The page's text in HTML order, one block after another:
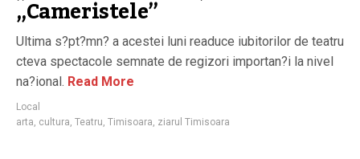
„Cameristele”
Ultima s?pt?mn? a acestei luni readuce iubitorilor de teatru
cteva spectacole semnate de regizori importan?i la nivel
na?ional. Read More
Local
arta, cultura, Teatru, Timisoara, ziarul Timisoara